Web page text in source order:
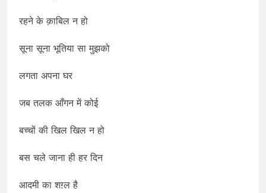
रहने के क़ाबिल न हो
सूना सूना भूतिया सा मुझको
लगता अपना घर
जब तलक आँगन में कोई
बच्चों की खिल खिल न हो
बस चले जाना ही हर दिन
आदमी का शग़्ल है